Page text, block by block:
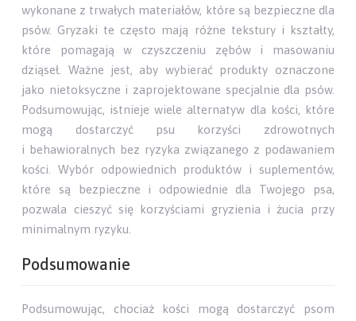
wykonane z trwałych materiałów, które są bezpieczne dla
psów. Gryzaki te często mają różne tekstury i kształty,
które pomagają w czyszczeniu zębów i masowaniu
dziąseł. Ważne jest, aby wybierać produkty oznaczone
jako nietoksyczne i zaprojektowane specjalnie dla psów.
Podsumowując, istnieje wiele alternatyw dla kości, które
mogą dostarczyć psu korzyści zdrowotnych
i behawioralnych bez ryzyka związanego z podawaniem
kości. Wybór odpowiednich produktów i suplementów,
które są bezpieczne i odpowiednie dla Twojego psa,
pozwala cieszyć się korzyściami gryzienia i żucia przy
minimalnym ryzyku.
Podsumowanie
Podsumowując, chociaż kości mogą dostarczyć psom